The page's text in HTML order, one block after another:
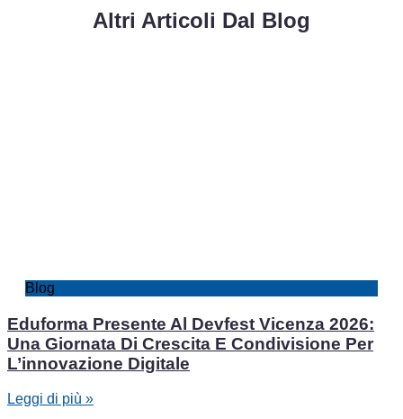
Altri Articoli Dal Blog
Blog
Eduforma Presente Al Devfest Vicenza 2026:
Una Giornata Di Crescita E Condivisione Per
L’innovazione Digitale
Leggi di più »